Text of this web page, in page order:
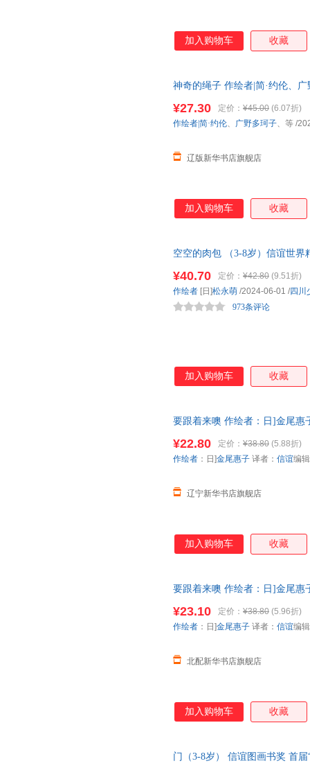
加入购物车 收藏
神奇的绳子 作绘者|简·约伦、
¥27.30 定价： ¥45.00 (6.07折)
辽版新华书店旗舰店
作绘者|简·约伦、 广野多珂子、等 /
加入购物车 收藏
空空的肉包 （3-8岁）信谊世
¥40.70 定价： ¥42.80 (9.51折)
973条评论
作绘者 [日]松永萌 /2024-06-01 /四川
加入购物车 收藏
要跟着来噢 作绘者：日]金尾惠
¥22.80 定价： ¥38.80 (5.88折)
辽宁新华书店旗舰店
作绘者 ：日]金尾惠子 译者： 信谊编
加入购物车 收藏
要跟着来噢 作绘者：日]金尾惠
¥23.10 定价： ¥38.80 (5.96折)
北配新华书店旗舰店
作绘者 ：日]金尾惠子 译者： 信谊编
加入购物车 收藏
门（3-8岁） 信谊图画书奖 首